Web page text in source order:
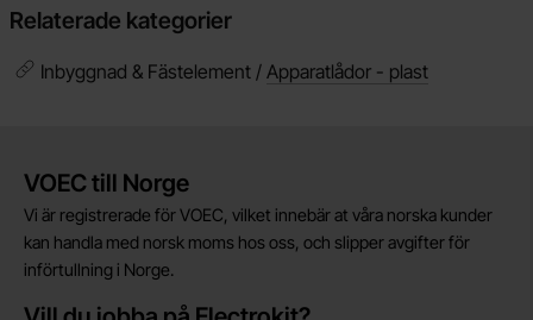
Relaterade kategorier
Inbyggnad & Fästelement / Apparatlådor - plast
Kort allmän information
VOEC till Norge
Vi är registrerade för VOEC, vilket innebär at våra norska kunder
kan handla med norsk moms hos oss, och slipper avgifter för
införtullning i Norge.